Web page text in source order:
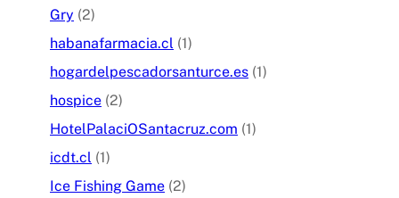
Gry (2)
habanafarmacia.cl (1)
hogardelpescadorsanturce.es (1)
hospice (2)
HotelPalaciOSantacruz.com (1)
icdt.cl (1)
Ice Fishing Game (2)